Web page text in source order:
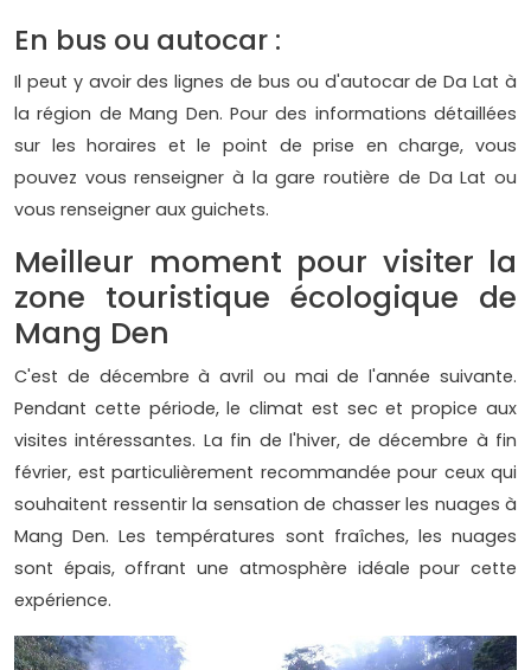
En bus ou autocar :
Il peut y avoir des lignes de bus ou d'autocar de Da Lat à
la région de Mang Den. Pour des informations détaillées
sur les horaires et le point de prise en charge, vous
pouvez vous renseigner à la gare routière de Da Lat ou
vous renseigner aux guichets.
Meilleur moment pour visiter la
zone touristique écologique de
Mang Den
C'est de décembre à avril ou mai de l'année suivante.
Pendant cette période, le climat est sec et propice aux
visites intéressantes. La fin de l'hiver, de décembre à fin
février, est particulièrement recommandée pour ceux qui
souhaitent ressentir la sensation de chasser les nuages à
Mang Den. Les températures sont fraîches, les nuages
sont épais, offrant une atmosphère idéale pour cette
expérience.